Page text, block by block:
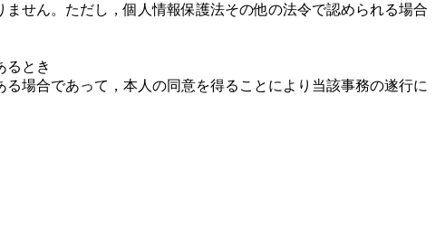
せん。ただし，個人情報保護法その他の法令で認められる場合
るとき
場合であって，本人の同意を得ることにより当該事務の遂行に